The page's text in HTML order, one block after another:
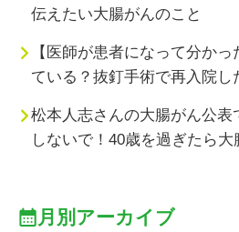
伝えたい大腸がんのこと
【医師が患者になって分か
ている？抜釘手術で再入院し
松本人志さんの大腸がん公表
しないで！40歳を過ぎたら大
月別アーカイブ